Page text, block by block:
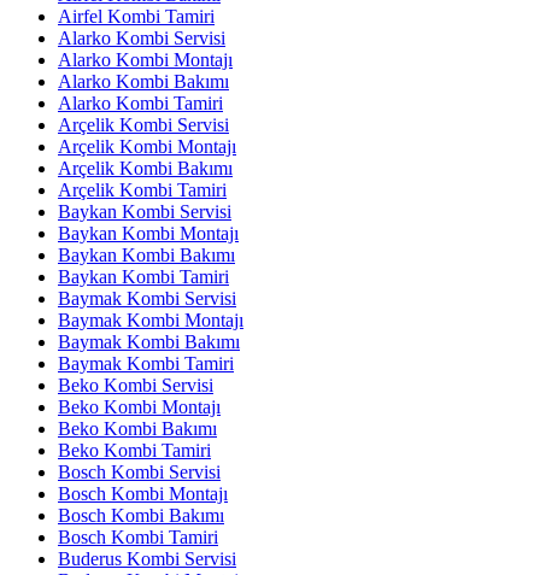
Airfel Kombi Tamiri
Alarko Kombi Servisi
Alarko Kombi Montajı
Alarko Kombi Bakımı
Alarko Kombi Tamiri
Arçelik Kombi Servisi
Arçelik Kombi Montajı
Arçelik Kombi Bakımı
Arçelik Kombi Tamiri
Baykan Kombi Servisi
Baykan Kombi Montajı
Baykan Kombi Bakımı
Baykan Kombi Tamiri
Baymak Kombi Servisi
Baymak Kombi Montajı
Baymak Kombi Bakımı
Baymak Kombi Tamiri
Beko Kombi Servisi
Beko Kombi Montajı
Beko Kombi Bakımı
Beko Kombi Tamiri
Bosch Kombi Servisi
Bosch Kombi Montajı
Bosch Kombi Bakımı
Bosch Kombi Tamiri
Buderus Kombi Servisi